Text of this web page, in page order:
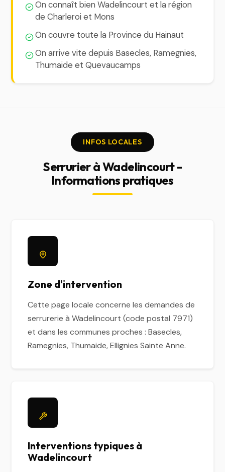
On connaît bien Wadelincourt et la région
de Charleroi et Mons
On couvre toute la Province du Hainaut
On arrive vite depuis Basecles, Ramegnies,
Thumaide et Quevaucamps
INFOS LOCALES
Serrurier à Wadelincourt -
Informations pratiques
Zone d'intervention
Cette page locale concerne les demandes de
serrurerie à Wadelincourt (code postal 7971)
et dans les communes proches : Basecles,
Ramegnies, Thumaide, Ellignies Sainte Anne.
Interventions typiques à
Wadelincourt